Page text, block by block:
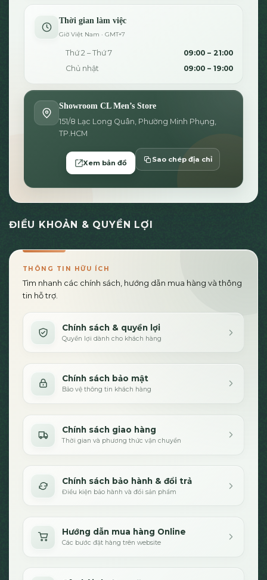
Thời gian làm việc
Giờ Việt Nam · GMT+7
Thứ 2 – Thứ 7
09:00 – 21:00
Chủ nhật
09:00 – 19:00
Showroom CL Men’s Store
151/8 Lạc Long Quân, Phường Minh Phụng,
TP.HCM
Xem bản đồ Sao chép địa chỉ
ĐIỀU KHOẢN & QUYỀN LỢI
THÔNG TIN HỮU ÍCH
Tìm nhanh các chính sách, hướng dẫn mua hàng và thông
tin hỗ trợ.
Chính sách & quyền lợi
Quyền lợi dành cho khách hàng
Chính sách bảo mật
Bảo vệ thông tin khách hàng
Chính sách giao hàng
Thời gian và phương thức vận chuyển
Chính sách bảo hành & đổi trả
Điều kiện bảo hành và đổi sản phẩm
Hướng dẫn mua hàng Online
Các bước đặt hàng trên website